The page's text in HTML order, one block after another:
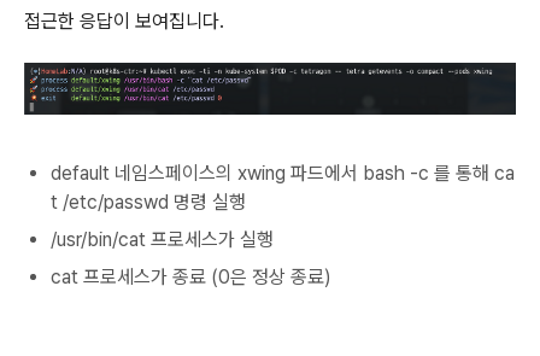
접근한 응답이 보여집니다.
default 네임스페이스의 xwing 파드에서 bash -c 를 통해 ca
t /etc/passwd 명령 실행
/usr/bin/cat 프로세스가 실행
cat 프로세스가 종료 (0은 정상 종료)